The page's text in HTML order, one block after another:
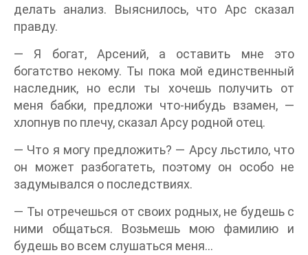
делать анализ. Выяснилось, что Арс сказал
правду.
‍​ ‌ ‌ ​ ​ ‌ ‌ ‌ ​ ​ ‌ ​ ‌ ‌ ​ ‌ ​ ​ ​ ‌ ​ ‌ ‌ ‌ ​ ‌ ‌ ​ ​ ​ ‌ ‌ ​ ​ ‌ ‌ ​ ‌ ​ ‌ ​ ​ ​ ‌ ​ ‌ ‌‍— Я богат, Арсений, а оставить мне это
богатство некому. Ты пока мой единственный
наследник, но если ты хочешь получить от
меня бабки, предложи что-нибудь взамен, —
хлопнув по плечу, сказал Арсу родной отец.
— Что я могу предложить? — Арсу льстило, что
он может разбогатеть, поэтому он особо не
задумывался о последствиях.
— Ты отречешься от своих родных, не будешь с
ними общаться. Возьмешь мою фамилию и
будешь во всем слушаться меня…